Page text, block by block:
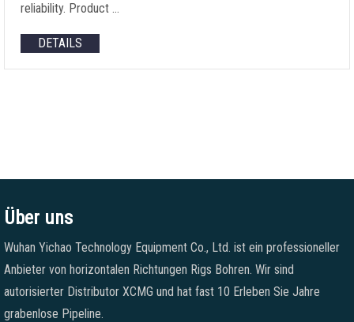
reliability. Product …
DETAILS
Über uns
Wuhan Yichao Technology Equipment Co., Ltd. ist ein professioneller
Anbieter von horizontalen Richtungen Rigs Bohren. Wir sind
autorisierter Distributor XCMG und hat fast 10 Erleben Sie Jahre
grabenlose Pipeline.